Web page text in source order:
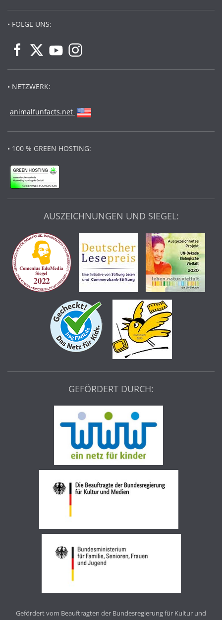
• FOLGE UNS:
• NETZWERK:
animalfunfacts.net
• 100 % GREEN HOSTING:
AUSZEICHNUNGEN UND SIEGEL:
GEFÖRDERT DURCH:
Gefördert vom Beauftragten der Bundesregierung für Kultur und